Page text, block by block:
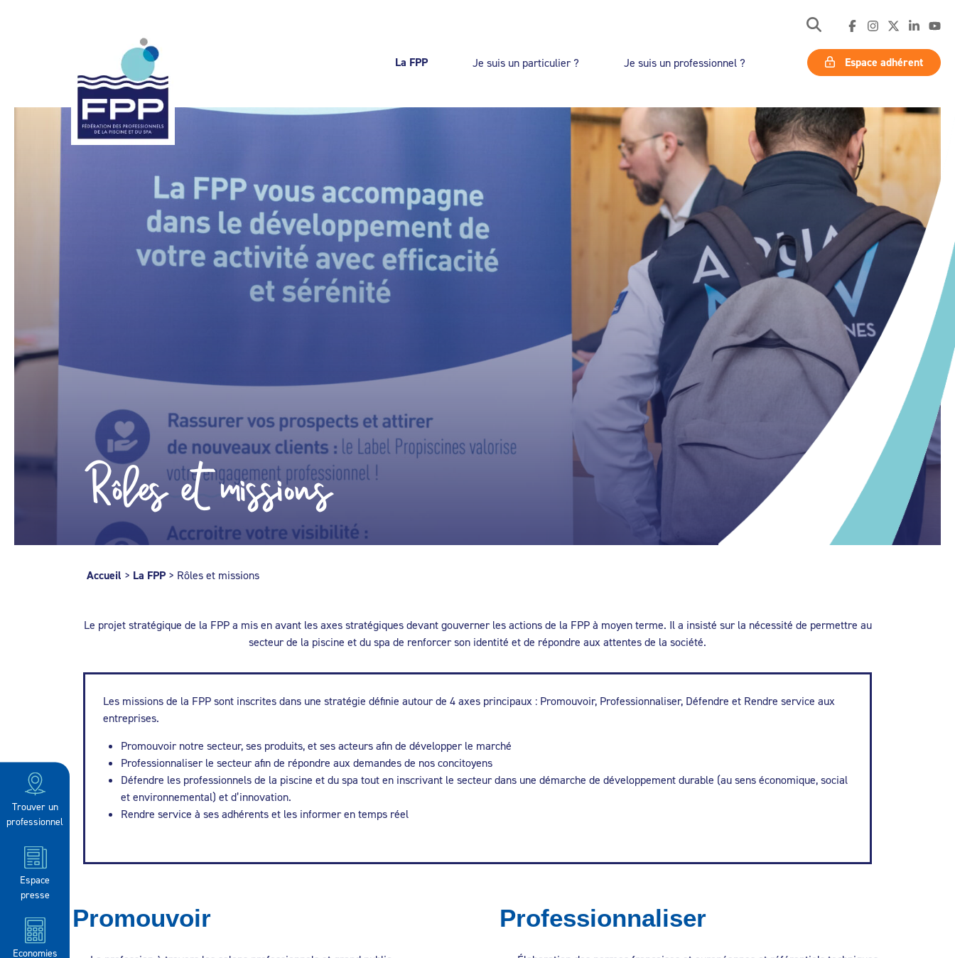
La FPP Je suis un particulier ? Je suis un professionnel ? Espace adhérent
Trouver un
professionnel
Espace
presse
Economies
Rôles et missions
Accueil > La FPP> Rôles et missions
Le projet stratégique de la FPP a mis en avant les axes stratégiques devant gouverner les actions de la FPP à moyen terme. Il a insisté sur la nécessité de permettre au
secteur de la piscine et du spa de renforcer son identité et de répondre aux attentes de la société.
Les missions de la FPP sont inscrites dans une stratégie définie autour de 4 axes principaux : Promouvoir, Professionnaliser, Défendre et Rendre service aux
entreprises.
Promouvoir notre secteur, ses produits, et ses acteurs afin de développer le marché
Professionnaliser le secteur afin de répondre aux demandes de nos concitoyens
Défendre les professionnels de la piscine et du spa tout en inscrivant le secteur dans une démarche de développement durable (au sens économique, social
et environnemental) et d’innovation.
Rendre service à ses adhérents et les informer en temps réel
Promouvoir Professionnaliser